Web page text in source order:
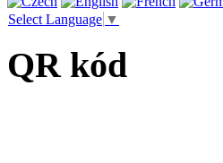
Select Language ▼
QR kód